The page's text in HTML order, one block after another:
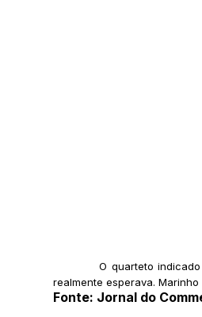
O quarteto
realmente esperava.
Fonte: Jornal do